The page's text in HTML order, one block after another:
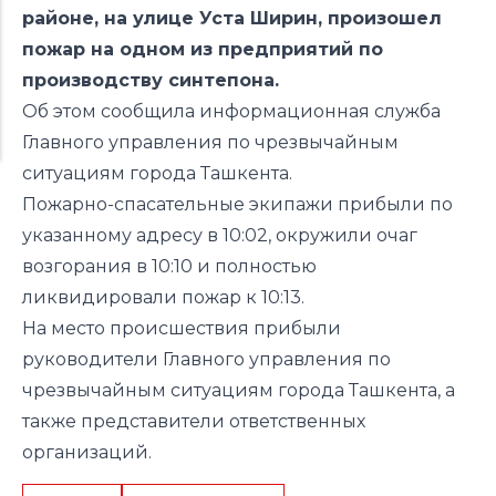
районе, на улице Уста Ширин, произошел
пожар на одном из предприятий по
производству синтепона.
Об этом сообщила информационная служба
Главного управления по чрезвычайным
ситуациям города Ташкента.
Пожарно-спасательные экипажи прибыли по
указанному адресу в 10:02, окружили очаг
возгорания в 10:10 и полностью
ликвидировали пожар к 10:13.
На место происшествия прибыли
руководители Главного управления по
чрезвычайным ситуациям города Ташкента, а
также представители ответственных
организаций.